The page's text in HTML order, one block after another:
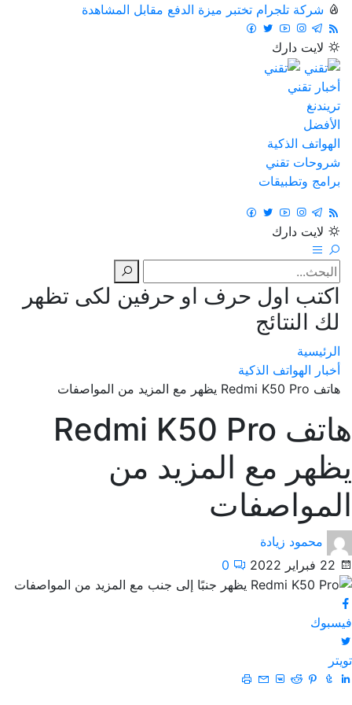
شركة تلجرام تختبر ميزة الدفع مقابل المشاهدة
لايت دارك
أخبار تقني
تريندنغ
الأفضل
الهواتف الذكية
شروحات تقني
برامج وتطبيقات
لايت دارك
اكتب اول حرف او حرفين لكى تظهر
لك النتائج
الرئيسية
أخبار الهواتف الذكية
هاتف Redmi K50 Pro يظهر مع المزيد من المواصفات
هاتف Redmi K50 Pro
يظهر مع المزيد من
المواصفات
محمود زيادة
22 فبراير 2022
0
فيسبوك
تويتر